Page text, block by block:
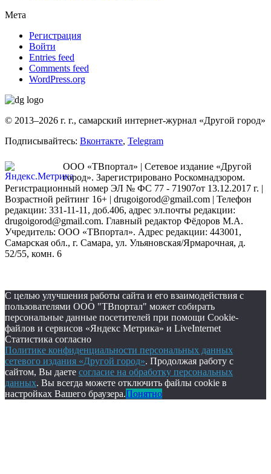
Мета
Регистрация
Войти
Entries feed
Comments feed
WordPress.org
© 2013–2026 г. г., самарский интернет-журнал «Другой город»
Подписывайтесь: Вконтакте, Telegram
ООО «ТВпортал» | Сетевое издание «Другой
город». Зарегистрировано Роскомнадзором.
Регистрационный номер ЭЛ № ФС 77 - 71907от 13.12.2017 г. |
Возрастной рейтинг 16+ | drugoigorod@gmail.com | Телефон
редакции: 331-11-11, доб.406, адрес эл.почты редакции:
drugoigorod@gmail.com. Главный редактор Фёдоров М.А.
Учредитель: ООО «ТВпортал». Адрес редакции: 443001,
Самарская обл., г. Самара, ул. Ульяновская/Ярмарочная, д.
52/55, комн. 6
С целью улучшения работы сайта и его взаимодействия с
пользователями ООО "ТВпортал" может собирать
персональные данные посетителей при помощи Cookie-
файлов и сервисов «Яндекс Метрика» и LiveInternet
Статистика согласно
Политике конфиденциальности персональных данных
сетевого издания «Другой город». Продолжая работу с
сайтом, Вы даете согласие на обработку персональных
данных. Вы всегда можете отключить файлы cookie в
настройках Вашего браузера.Понятно